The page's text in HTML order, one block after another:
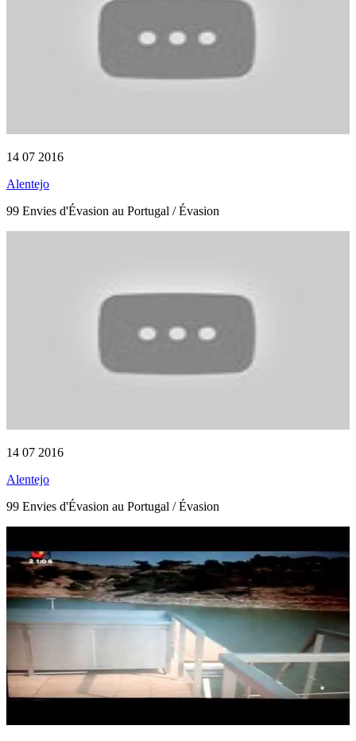
14 07 2016
Alentejo
99 Envies d'Évasion au Portugal / Évasion
14 07 2016
Alentejo
99 Envies d'Évasion au Portugal / Évasion